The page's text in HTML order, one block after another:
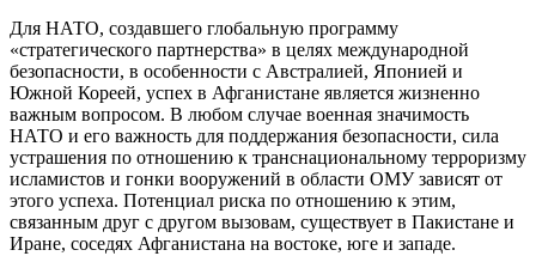
Для НАТО, создавшего глобальную программу
«стратегического партнерства» в целях международной
безопасности, в особенности с Австралией, Японией и
Южной Кореей, успех в Афганистане является жизненно
важным вопросом. В любом случае военная значимость
НАТО и его важность для поддержания безопасности, сила
устрашения по отношению к транснациональному терроризму
исламистов и гонки вооружений в области ОМУ зависят от
этого успеха. Потенциал риска по отношению к этим,
связанным друг с другом вызовам, существует в Пакистане и
Иране, соседях Афганистана на востоке, юге и западе.